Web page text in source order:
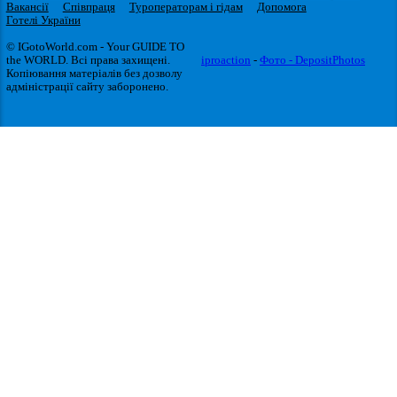
Вакансії
Співпраця Туроператорам і гідам
Допомога
Готелі України
© IGotoWorld.com - Your GUIDE TO
the WORLD. Всі права захищені.
Копіювання матеріалів без дозволу
адміністрації сайту заборонено.
iproaction - Фото - DepositPhotos